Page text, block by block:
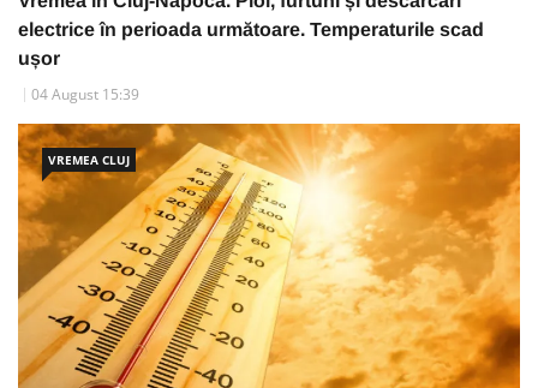
electrice în perioada următoare. Temperaturile scad
ușor
04 August 15:39
VREMEA CLUJ